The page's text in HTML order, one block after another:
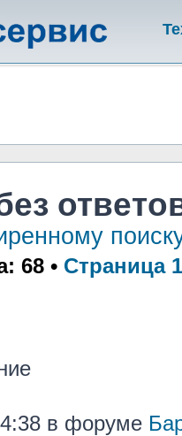
68 • Страница 1
в форуме